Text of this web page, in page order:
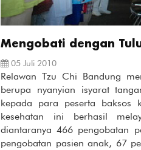
Mengobati dengan
05 Juli 2010
Relawan Tzu Chi Bandung
berupa nyanyian isyarat
kepada para peserta baksos
kesehatan ini berhasil
diantaranya 466 pengobatan
pengobatan pasien anak, 67